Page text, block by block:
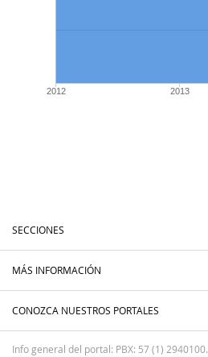
2012 2013
SECCIONES
MÁS INFORMACIÓN
CONOZCA NUESTROS PORTALES
Info general del portal: PBX: 57 (1) 2940100.